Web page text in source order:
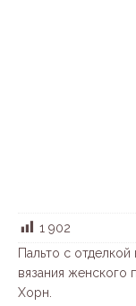
1 902
Пальто с
вязания женского
Хорн.